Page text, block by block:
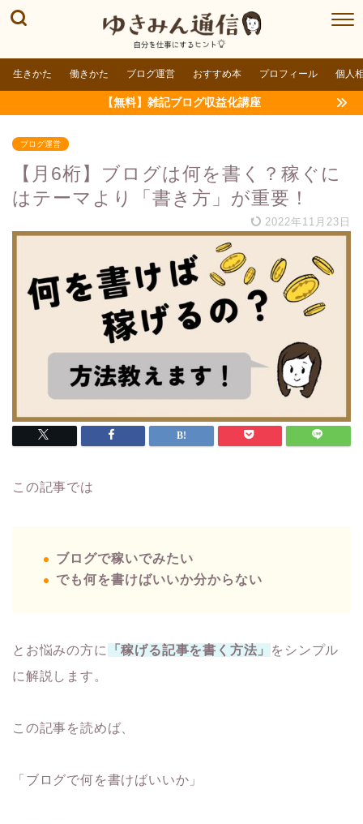
生きかた 働きかた ブログ運営 おすすめ本 プロフィール 個人
【無料】雑記ブログ収益化講座
ブログ運営
【月6桁】ブログは何を書く？稼ぐに
はテーマより「書き方」が重要！
2022年11月23日
この記事では
ブログで稼いでみたい
でも何を書けばいいか分からない
とお悩みの方に 「稼げる記事を書く方法」
をシンプル
に解説します。
この記事を読めば、
「ブログで何を書けばいいか」